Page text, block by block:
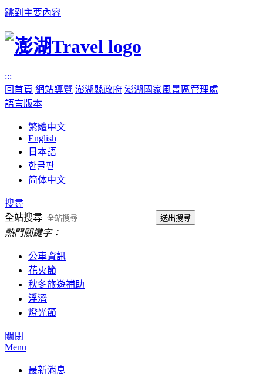
跳到主要內容
:::
回首頁 網站導覽 澎湖縣政府 澎湖國家風景區管理處
語言版本
繁體中文
English
日本語
한글판
简体中文
搜尋
全站搜尋
熱門關鍵字：
公車資訊
花火節
秋冬旅遊補助
浮潛
燈光節
關閉
Menu
最新消息